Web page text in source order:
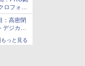
ロフォー
：高密閉
デジカメ
もっと見る